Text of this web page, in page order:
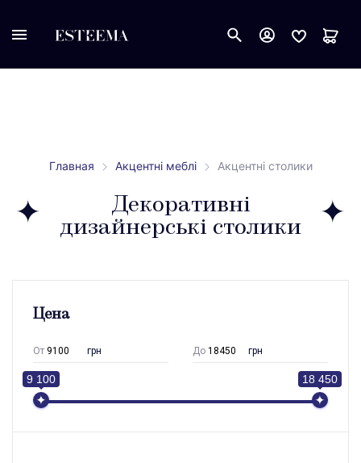
Главная Акцентні меблі Акцентні столики
Декоративні
дизайнерські столики
Цена
От грн До грн
9 100 18 450